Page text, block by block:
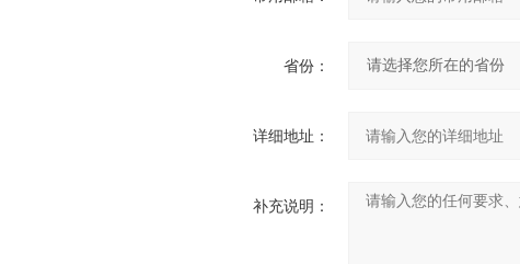
省份：
详细地址：
补充说明：